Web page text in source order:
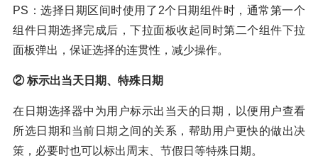
PS：选择日期区间时使用了2个日期组件时，通常第一个
组件日期选择完成后，下拉面板收起同时第二个组件下拉
面板弹出，保证选择的连贯性，减少操作。
② 标示出当天日期、特殊日期
在日期选择器中为用户标示出当天的日期，以便用户查看
所选日期和当前日期之间的关系，帮助用户更快的做出决
策，必要时也可以标出周末、节假日等特殊日期。